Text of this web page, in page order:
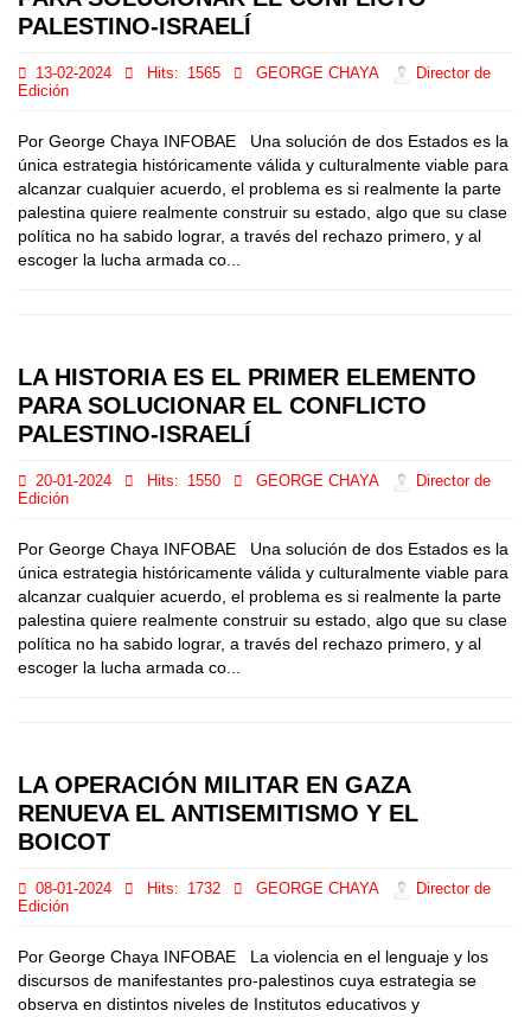
PALESTINO-ISRAELÍ
13-02-2024 Hits: 1565 GEORGE CHAYA
Director de
Edición
Por George Chaya INFOBAE Una solución de dos Estados es la
única estrategia históricamente válida y culturalmente viable para
alcanzar cualquier acuerdo, el problema es si realmente la parte
palestina quiere realmente construir su estado, algo que su clase
política no ha sabido lograr, a través del rechazo primero, y al
escoger la lucha armada co...
LA HISTORIA ES EL PRIMER ELEMENTO
PARA SOLUCIONAR EL CONFLICTO
PALESTINO-ISRAELÍ
20-01-2024 Hits: 1550 GEORGE CHAYA
Director de
Edición
Por George Chaya INFOBAE Una solución de dos Estados es la
única estrategia históricamente válida y culturalmente viable para
alcanzar cualquier acuerdo, el problema es si realmente la parte
palestina quiere realmente construir su estado, algo que su clase
política no ha sabido lograr, a través del rechazo primero, y al
escoger la lucha armada co...
LA OPERACIÓN MILITAR EN GAZA
RENUEVA EL ANTISEMITISMO Y EL
BOICOT
08-01-2024 Hits: 1732 GEORGE CHAYA
Director de
Edición
Por George Chaya INFOBAE La violencia en el lenguaje y los
discursos de manifestantes pro-palestinos cuya estrategia se
observa en distintos niveles de Institutos educativos y